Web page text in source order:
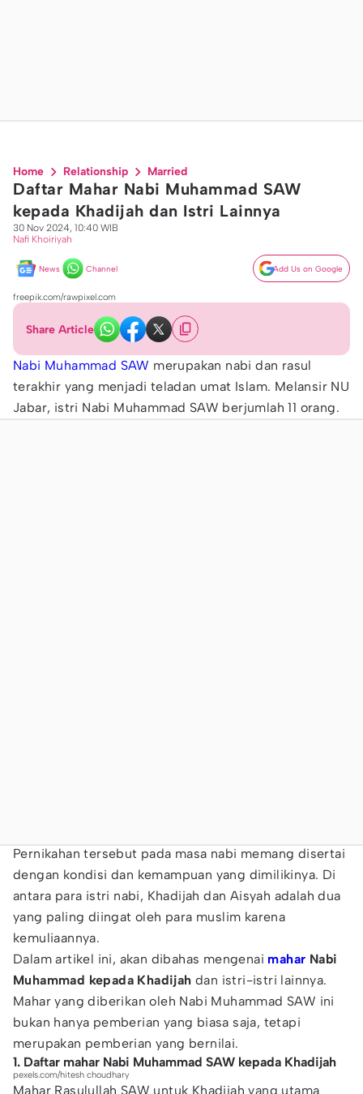
Home Relationship Married
Daftar Mahar Nabi Muhammad SAW
kepada Khadijah dan Istri Lainnya
30 Nov 2024, 10:40 WIB
Nafi Khoiriyah
News Channel Add Us on Google
freepik.com/rawpixel.com
Share Article
Nabi Muhammad SAW merupakan nabi dan rasul
terakhir yang menjadi teladan umat Islam. Melansir NU
Jabar, istri Nabi Muhammad SAW berjumlah 11 orang.
Pernikahan tersebut pada masa nabi memang disertai
dengan kondisi dan kemampuan yang dimilikinya. Di
antara para istri nabi, Khadijah dan Aisyah adalah dua
yang paling diingat oleh para muslim karena
kemuliaannya.
Dalam artikel ini, akan dibahas mengenai mahar Nabi
Muhammad kepada Khadijah dan istri-istri lainnya.
Mahar yang diberikan oleh Nabi Muhammad SAW ini
bukan hanya pemberian yang biasa saja, tetapi
merupakan pemberian yang bernilai.
1. Daftar mahar Nabi Muhammad SAW kepada Khadijah
pexels.com/hitesh choudhary
Mahar Rasulullah SAW untuk Khadijah yang utama